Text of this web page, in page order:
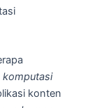
komputasi
konten